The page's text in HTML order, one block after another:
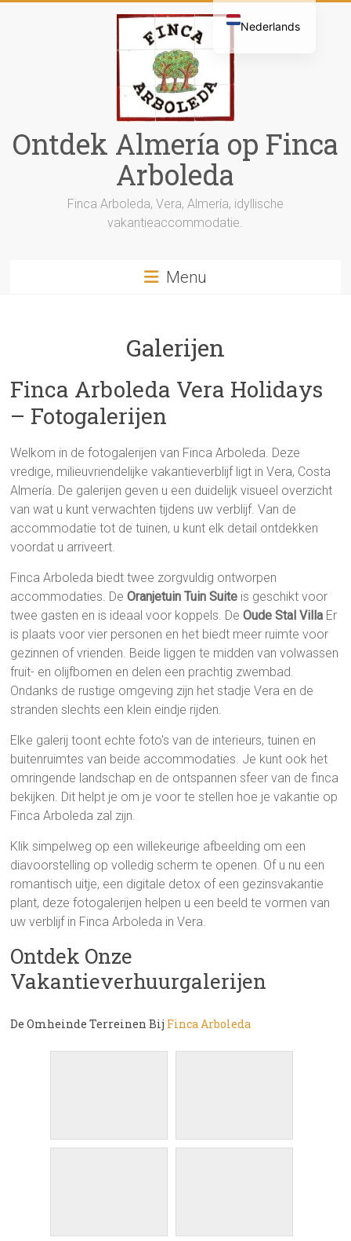
Ontdek Almería op Finca
Arboleda
Finca Arboleda, Vera, Almería, idyllische
vakantieaccommodatie.
Menu
Galerijen
Finca Arboleda Vera Holidays
– Fotogalerijen
Welkom in de fotogalerijen van Finca Arboleda. Deze
vredige, milieuvriendelijke vakantieverblijf ligt in Vera, Costa
Almería. De galerijen geven u een duidelijk visueel overzicht
van wat u kunt verwachten tijdens uw verblijf. Van de
accommodatie tot de tuinen, u kunt elk detail ontdekken
voordat u arriveert.
Finca Arboleda biedt twee zorgvuldig ontworpen
accommodaties. DeOranjetuin Tuin Suite is geschikt voor
twee gasten en is ideaal voor koppels. DeOude Stal Villa Er
is plaats voor vier personen en het biedt meer ruimte voor
gezinnen of vrienden. Beide liggen te midden van volwassen
fruit- en olijfbomen en delen een prachtig zwembad.
Ondanks de rustige omgeving zijn het stadje Vera en de
stranden slechts een klein eindje rijden.
Elke galerij toont echte foto's van de interieurs, tuinen en
buitenruimtes van beide accommodaties. Je kunt ook het
omringende landschap en de ontspannen sfeer van de finca
bekijken. Dit helpt je om je voor te stellen hoe je vakantie op
Finca Arboleda zal zijn.
Klik simpelweg op een willekeurige afbeelding om een
diavoorstelling op volledig scherm te openen. Of u nu een
romantisch uitje, een digitale detox of een gezinsvakantie
plant, deze fotogalerijen helpen u een beeld te vormen van
uw verblijf in Finca Arboleda in Vera.
Ontdek Onze
Vakantieverhuurgalerijen
De Omheinde Terreinen Bij Finca Arboleda
Nederlands
Français
Svenska